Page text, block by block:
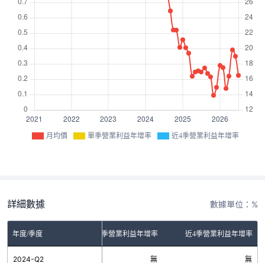
月均價 單季營業利益年增率 近4季營業利益年增率
詳細數據 數據單位：%
年度/季度 單季營業利益年增率 近4季營業利益年增率
2024-Q2 無 無